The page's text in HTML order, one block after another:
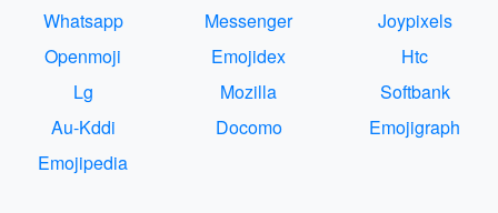
Whatsapp
Messenger
Joypixels
Openmoji
Emojidex
Htc
Lg
Mozilla
Softbank
Au-Kddi
Docomo
Emojigraph
Emojipedia